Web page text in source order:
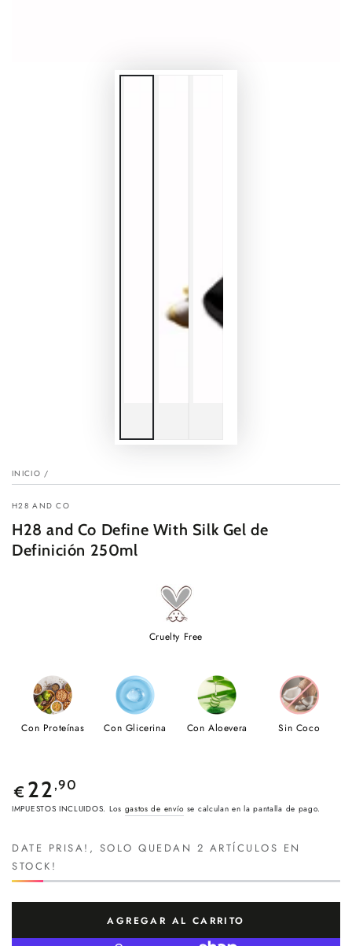
INICIO /
H28 AND CO
H28 and Co Define With Silk Gel de
Definición 250ml
Cruelty Free
Con Proteínas Con Glicerina Con Aloevera Sin Coco
Precio
regular
€ 22 ,90
IMPUESTOS INCLUIDOS. Los gastos de envío se calculan en la pantalla de pago.
DATE PRISA!, SOLO QUEDAN 2 ARTÍCULOS EN
STOCK!
AGREGAR AL CARRITO